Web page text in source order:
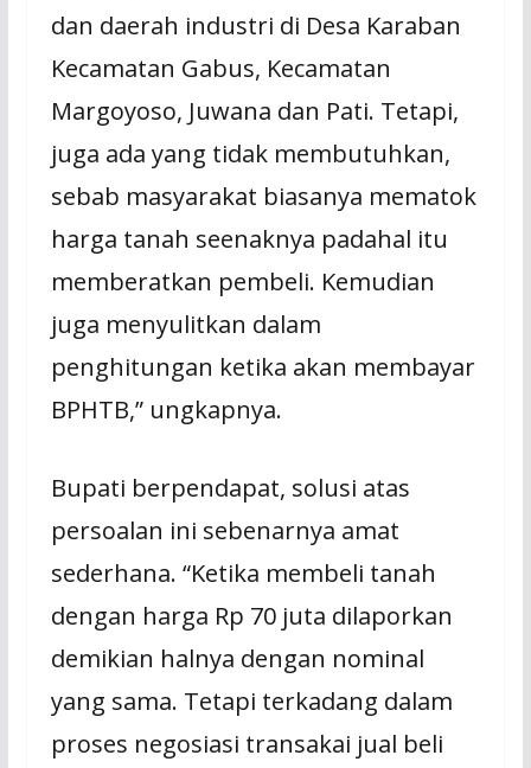
dan daerah industri di Desa Karaban
Kecamatan Gabus, Kecamatan
Margoyoso, Juwana dan Pati. Tetapi,
juga ada yang tidak membutuhkan,
sebab masyarakat biasanya mematok
harga tanah seenaknya padahal itu
memberatkan pembeli. Kemudian
juga menyulitkan dalam
penghitungan ketika akan membayar
BPHTB,” ungkapnya.
Bupati berpendapat, solusi atas
persoalan ini sebenarnya amat
sederhana. “Ketika membeli tanah
dengan harga Rp 70 juta dilaporkan
demikian halnya dengan nominal
yang sama. Tetapi terkadang dalam
proses negosiasi transakai jual beli